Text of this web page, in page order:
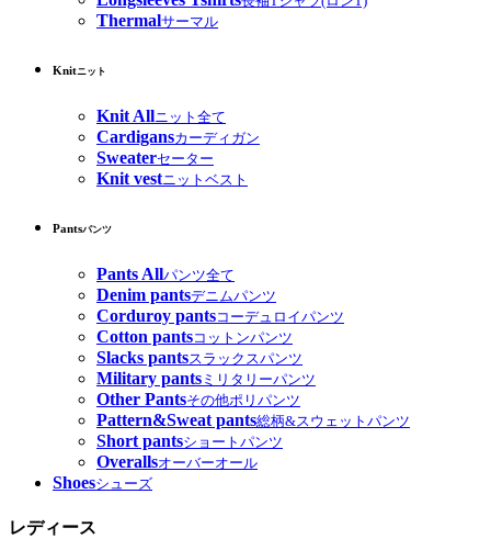
Thermalサーマル
Knitニット
Knit Allニット全て
Cardigansカーディガン
Sweaterセーター
Knit vestニットベスト
Pantsパンツ
Pants Allパンツ全て
Denim pantsデニムパンツ
Corduroy pantsコーデュロイパンツ
Cotton pantsコットンパンツ
Slacks pantsスラックスパンツ
Military pants ミリタリーパンツ
Other Pantsその他ポリパンツ
Pattern&Sweat pants総柄&スウェットパンツ
Short pantsショートパンツ
Overallsオーバーオール
Shoesシューズ
レディース